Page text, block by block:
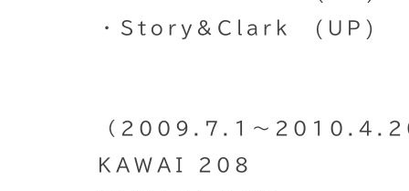
・Story&Clark (UP)
（2009.7.1〜
KAWAI 208